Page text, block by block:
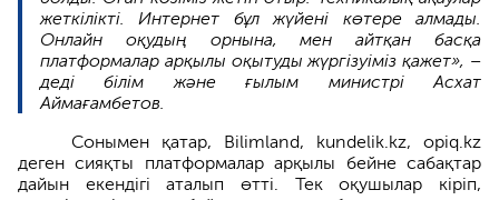
жеткілікті. Интернет бұл жүйені көтере алмады.
Онлайн оқудың орнына, мен айтқан басқа
платформалар арқылы оқытуды жүргізуіміз қажет», –
деді білім және ғылым министрі Асхат
Аймағамбетов.
Сонымен қатар, Bilimland, kundelik.kz, opiq.kz
деген сияқты платформалар арқылы бейне сабақтар
дайын екендігі аталып өтті. Тек оқушылар кіріп,